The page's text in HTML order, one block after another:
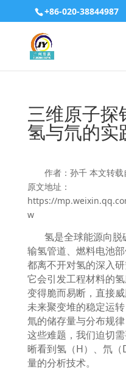
+86-020-38844987
三维原子探
氢与氘的实
作者：孙千 本文转载
原文地址：
https://
w
氢是全球能源向脱
输氢管道、燃料电池
都离不开对氢的深入
它会引发工程材料的
变得脆而易断，直接
未来聚变堆的稳定运
氚的储存量与分布规
这些难题，我们迫切
晰看到氢（H）、氘（
量的分析技术。